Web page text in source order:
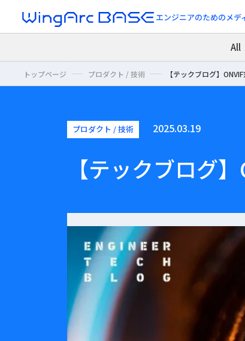
エンジニアのためのメデ
All
トップページ プロダクト / 技術 【テックブログ】
プロダクト / 技術 2025.03.19
【テックブログ